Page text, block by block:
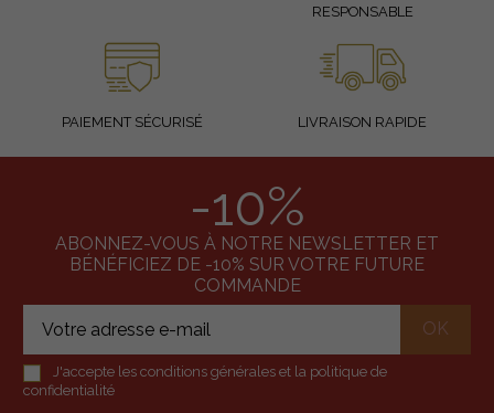
RESPONSABLE
PAIEMENT SÉCURISÉ LIVRAISON RAPIDE
-10%
ABONNEZ-VOUS À NOTRE NEWSLETTER ET
BÉNÉFICIEZ DE -10% SUR VOTRE FUTURE
COMMANDE
J'accepte les conditions générales et la politique de
confidentialité